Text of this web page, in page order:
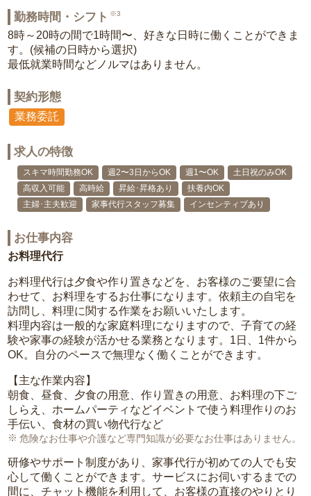
勤務時間・シフト ※3
8時～20時の間で1時間〜、好きな日時に働くことができま
す。(候補の日時から選択)
最低就業時間などノルマはありません。
契約形態
業務委託
求人の特徴
スキマ時間勤務OK 週2〜3日からOK 週1〜OK
土日祝のみOK
高収入可能
高時給 昇給･昇格あり
扶養内OK
主婦･主夫歓迎
家事代行スタッフ募集 インセンティブあり
お仕事内容
お料理代行
お料理代行は夕食や作り置きなどを、お客様のご要望に合
わせて、お料理をするお仕事になります。依頼主の自宅を
訪問し、料理に関する作業をお願いいたします。
料理内容は一般的な家庭料理になりますので、子育ての経
験や家事の経験が活かせる業務となります。1日、1件から
OK。自分のペースで無理なく働くことができます。
【主な作業内容】
朝食、昼食、夕食の用意、作り置きの用意、お料理の下ご
しらえ、ホームパーティなどイベントで使う料理作りのお
手伝い、食材の買い物代行など
危険なお仕事や介護など専門知識が必要なお仕事はありません。
研修やサポート制度があり、家事代行が初めての人でも安
心して働くことができます。サービスにお伺いするまでの
間に、チャット機能を利用して、お客様の直接のやりとり